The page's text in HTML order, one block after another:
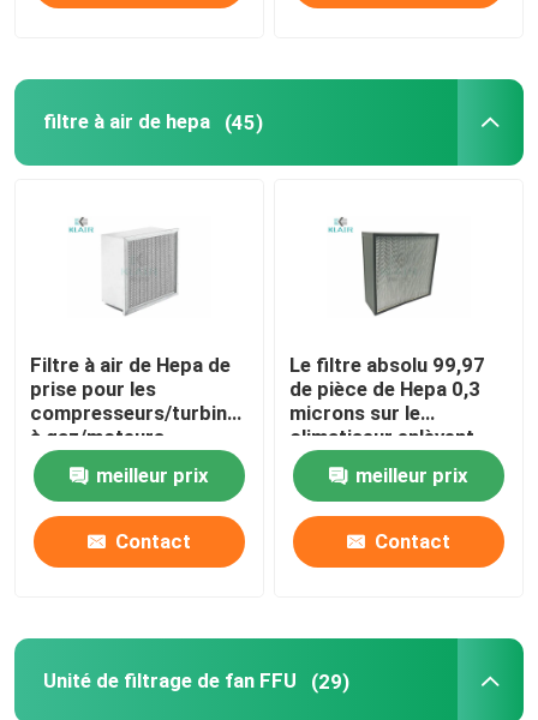
filtre à air de hepa (45)
Filtre à air de Hepa de
prise pour les
compresseurs/turbines
à gaz/moteurs
centrifuges
meilleur prix
Contact
Le filtre absolu 99,97
de pièce de Hepa 0,3
microns sur le
climatiseur enlèvent
des spores de moule
meilleur prix
Contact
Unité de filtrage de fan FFU (29)